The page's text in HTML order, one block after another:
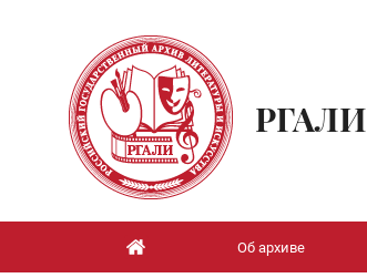
РГАЛИ
Об архиве